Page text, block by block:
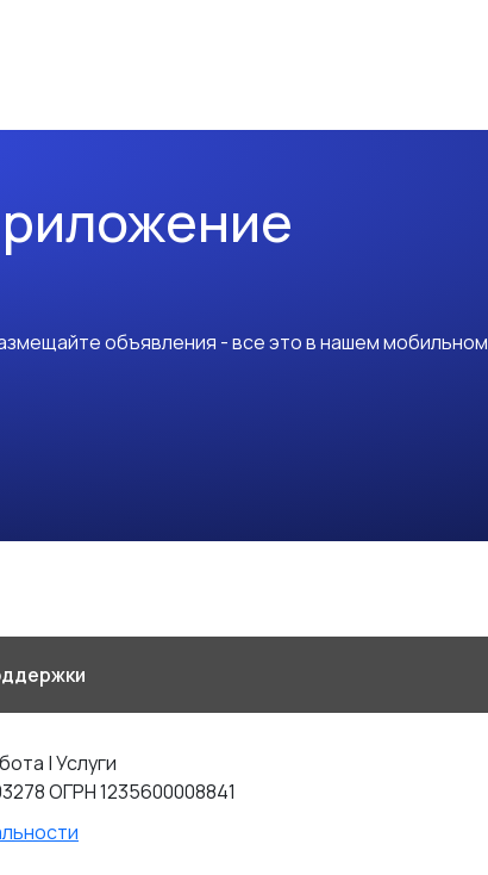
объявления - все это в нашем мобильном
| Услуги
ОГРН 1235600008841